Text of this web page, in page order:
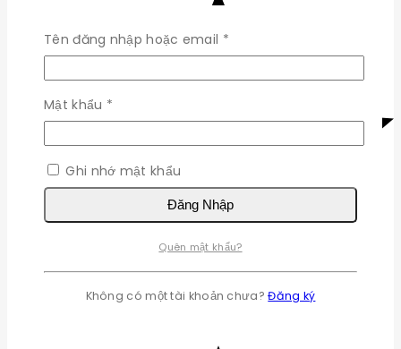
Tên đăng nhập hoặc email *Bắt
buộc
Mật khẩu *
buộc
Ghi nhớ mật khẩu
Đăng Nhập
Quên mật khẩu?
Không có một tài khoản chưa?Đăng ký